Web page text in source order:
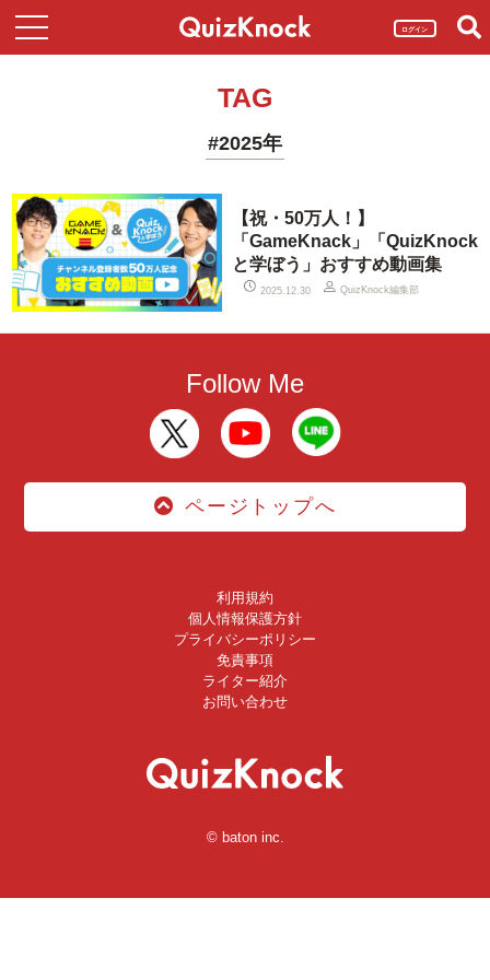
ログイン
TAG
#2025年
【祝・50万人！】
「GameKnack」「QuizKnock
と学ぼう」おすすめ動画集
2025.12.30 QuizKnock編集部
Follow Me
ページトップへ
利用規約
個人情報保護方針
プライバシーポリシー
免責事項
ライター紹介
お問い合わせ
© baton inc.